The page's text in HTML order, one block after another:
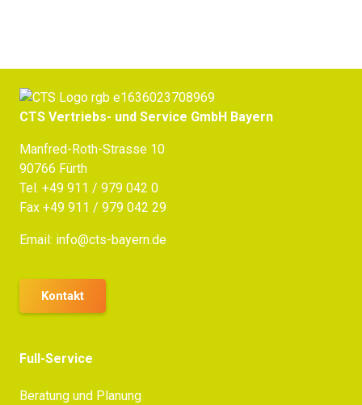
CTS Vertriebs- und Service GmbH Bayern
Manfred-Roth-Strasse 10
90766 Fürth
Tel. +49 911 / 979 042 0
Fax +49 911 / 979 042 29
Email: info@cts-bayern.de
Kontakt
Full-Service
Beratung und Planung